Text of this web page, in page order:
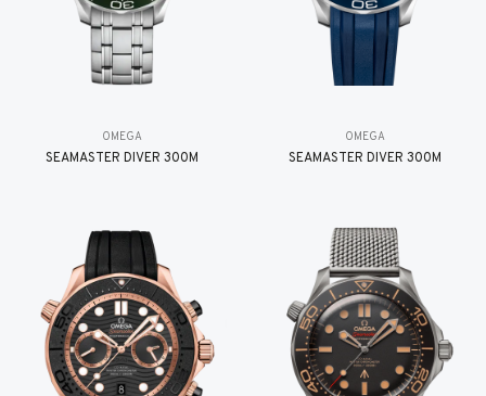
OMEGA
SEAMASTER DIVER 300M
OMEGA
SEAMASTER DIVER 300M